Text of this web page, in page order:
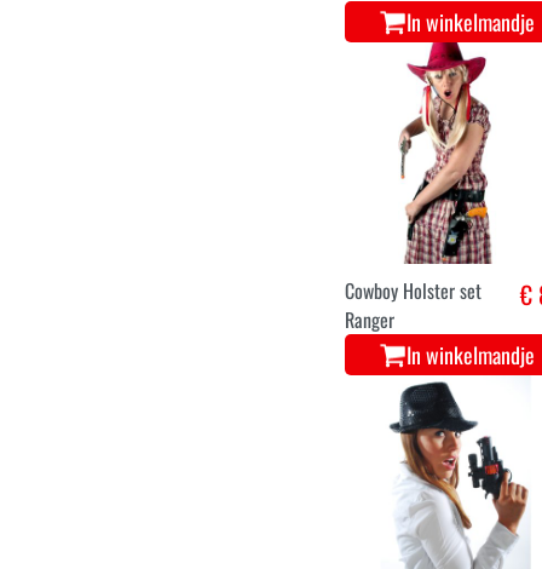
In winkelmandje
Cowboy Holster set
Ranger
€
In winkelmandje